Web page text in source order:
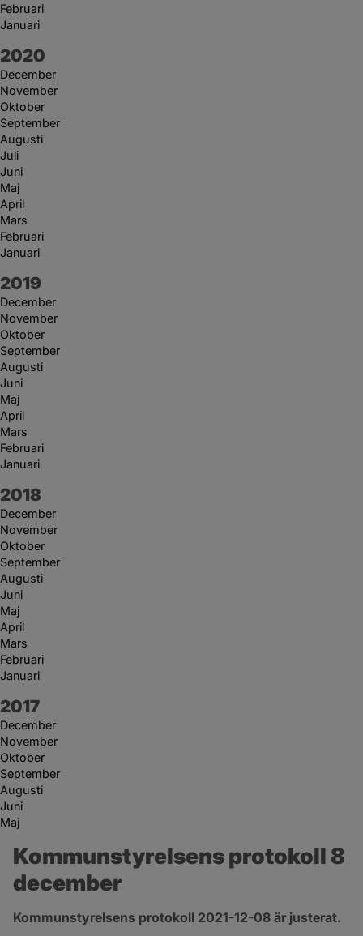
Februari
Januari
År:
2020
December
November
Oktober
September
Augusti
Juli
Juni
Maj
April
Mars
Februari
Januari
År:
2019
December
November
Oktober
September
Augusti
Juni
Maj
April
Mars
Februari
Januari
År:
2018
December
November
Oktober
September
Augusti
Juni
Maj
April
Mars
Februari
Januari
År:
2017
December
November
Oktober
September
Augusti
Juni
Maj
Kommunstyrelsens protokoll 8
december
Kommunstyrelsens protokoll 2021-12-08 är justerat.